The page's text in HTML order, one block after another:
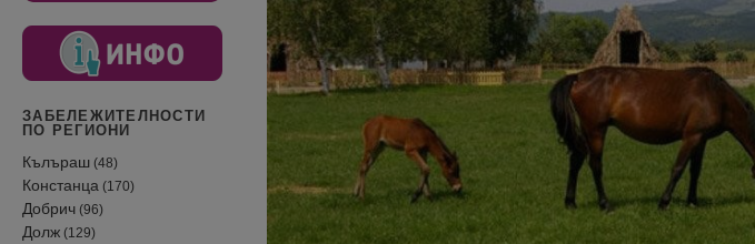
ЗАБЕЛЕЖИТЕЛНОСТИ
ПО РЕГИОНИ
Кълъраш (48)
Констанца (170)
Добрич (96)
Долж (129)